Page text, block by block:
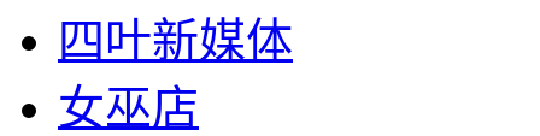
四叶新媒体
女巫店